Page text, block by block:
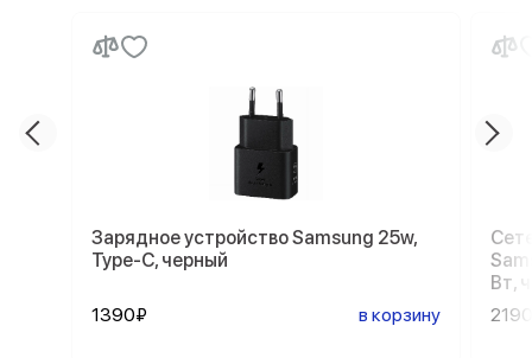
Зарядное устройство Samsung 25w,
Type-C, черный
1390₽ в корзину
Вт,